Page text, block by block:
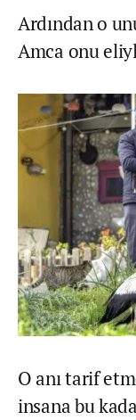
Ardından o
Amca onu
O anı tarif
insana bu